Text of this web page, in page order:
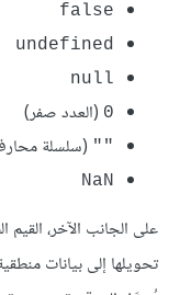
false
undefined
null
0 (العدد صفر)
"" (سلسلة
NaN
على الجانب الآخر،
تحويلها إلى بيانات